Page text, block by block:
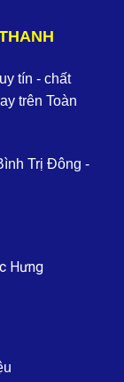
tín - chất
trên Toàn
Trị Đông -
Hưng